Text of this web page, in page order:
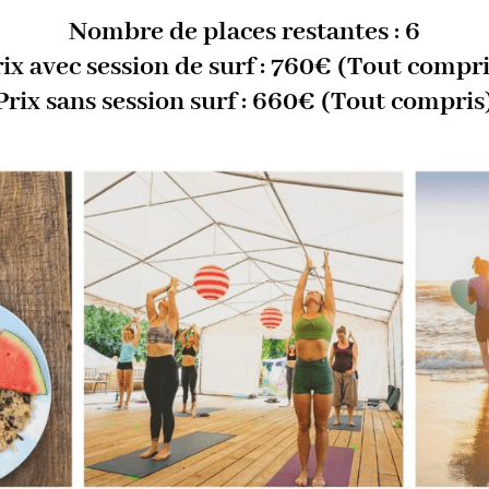
Nombre de places restantes : 6
avec session de surf : 760€ (Tout
sans session surf : 660€ (Tout